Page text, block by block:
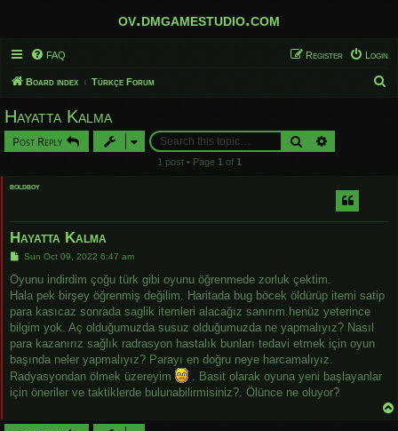
ov.dmgamestudio.com
FAQ Login
Register
Board index Türkçe Forum
Hayatta Kalma
Post Reply Search
1 post • Page 1 of 1
boldboy
Hayatta Kalma
P
s
t
Sun Oct 09, 2022 6:47 am
Oyunu indirdim çoğu türk gibi oyunu öğrenmede zorluk çektim.
Hala pek birşey öğrenmiş değilim. Haritada bug böcek öldürüp itemi satip
para kasıcaz sonrada saglik itemleri alacağız sanırım.henüz yeterince
bilgim yok. Aç olduğumuzda susuz olduğumuzda ne yapmalıyız? Nasıl
para kazanırız sağlık radrasyon hastalık bunları tedavi etmek için oyun
başında neler yapmalıyız? Parayı en doğru neye harcamalıyız.
Radyasyondan ölmek üzereyim
. Basit olarak oyuna yeni başlayanlar
için öneriler ve taktiklerde bulunabilirmisiniz?. Ölünce ne oluyor?